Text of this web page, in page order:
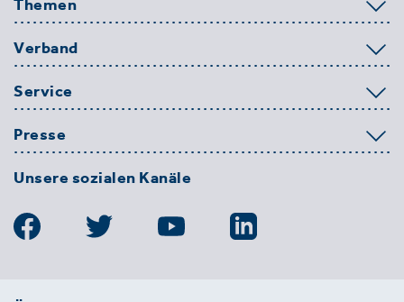
Themen
Verband
Service
Presse
Unsere sozialen Kanäle